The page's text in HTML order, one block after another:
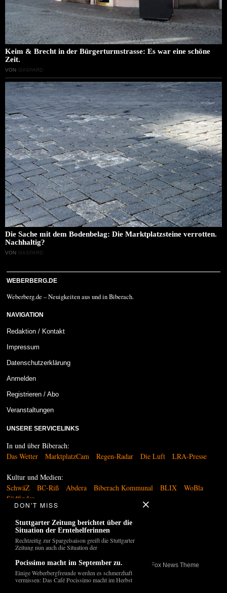
Keim & Brecht in der Bürgerturmstrasse: Es war eine schöne
Zeit.
VON GASPARD
Die Sache mit dem Bodenbelag: Die Marktplatzsteine verrotten.
Nachhaltig?
VON GASPARD
WEBERBERG.DE
Weberberg.de – Neuigkeiten aus und in Biberach.
NAVIGATION
Redaktion / Kontakt
Impressum
Datenschutzerklärung
Anmelden
Registrieren / Abo
Veranstaltungen
UNSERE SERVICELINKS
In und über Biberach:
Das Wetter
MarktplatzCam Regen-Radar Die Luft LRA-Presse
Kultur und Medien:
SchwäZ
BC-Riß Abdera Biberach Kommunal BLIX
WoBla
Südfinder
Sonstiges:
Polizeibericht
Apothekennotdienst
2026- Alle Rechte vorbehalten. Design siehe The Fox News Theme
DON'T MISS
Stuttgarter Zeitung berichtet über die
Situation der Erntehelferinnen
Rechtzeitig zur Spargelsaison greift die Stuttgarter
Zeitung nun auch die Situation der
Pocissimo macht im September zu.
Einige Weberbergfreunde werden es schmerzhaft
vermissen: Das Café Pocissimo macht im Herbst